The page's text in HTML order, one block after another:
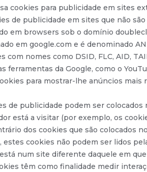
cookies para publicidade em sites
de publicidade em sites que não são
em browsers sob o domínio
em google.com e é denominado
com nomes como DSID, FLC, AID,
ferramentas da Google, como o
para mostrar-lhe anúncios mais
de publicidade podem ser colocados
está a visitar (por exemplo, os
dos cookies que são colocados
estes cookies não podem ser lidos
num site diferente daquele em
têm como finalidade medir